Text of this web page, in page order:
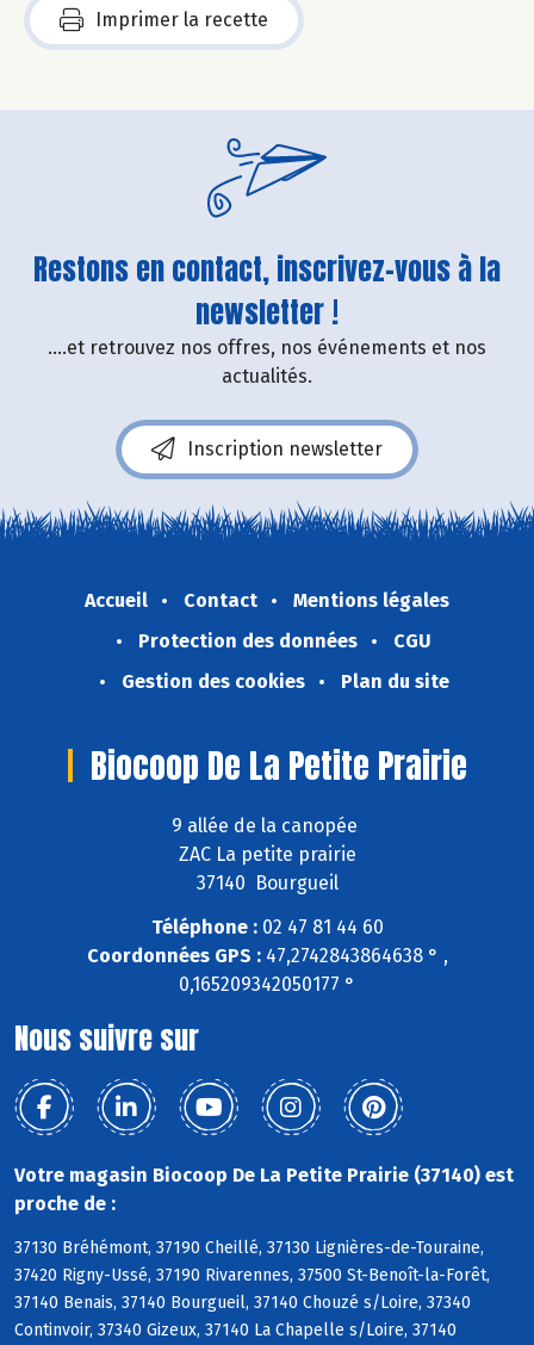
Imprimer la recette
Restons en contact, inscrivez-vous à la
newsletter !
....et retrouvez nos offres, nos événements et nos
actualités.
Inscription newsletter
Accueil Contact
Mentions légales
Protection des données
CGU
Gestion des cookies
Plan du site
Biocoop De La Petite Prairie
9 allée de la canopée
ZAC La petite prairie
37140 Bourgueil
Téléphone :02 47 81 44 60
Coordonnées GPS :47,2742843864638 ° ,
0,165209342050177 °
Nous suivre sur
Votre magasin Biocoop De La Petite Prairie (37140) est
proche de :
37130 Bréhémont, 37190 Cheillé, 37130 Lignières-de-Touraine,
37420 Rigny-Ussé, 37190 Rivarennes, 37500 St-Benoît-la-Forêt,
37140 Benais, 37140 Bourgueil, 37140 Chouzé s/Loire, 37340
Continvoir, 37340 Gizeux, 37140 La Chapelle s/Loire, 37140